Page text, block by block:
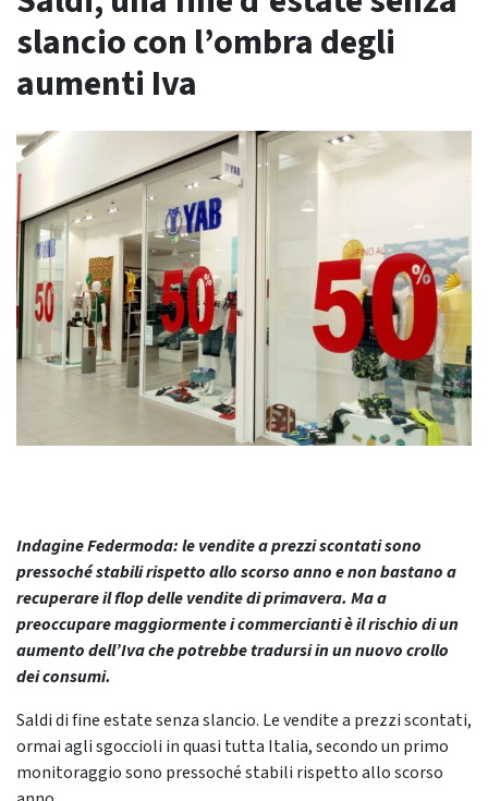
slancio con l’ombra degli
aumenti Iva
Indagine Federmoda: le vendite a prezzi scontati sono
pressoché stabili rispetto allo scorso anno e non bastano a
recuperare il flop delle vendite di primavera. Ma a
preoccupare maggiormente i commercianti è il rischio di un
aumento dell’Iva che potrebbe tradursi in un nuovo crollo
dei consumi.
Saldi di fine estate senza slancio. Le vendite a prezzi scontati,
ormai agli sgoccioli in quasi tutta Italia, secondo un primo
monitoraggio sono pressoché stabili rispetto allo scorso